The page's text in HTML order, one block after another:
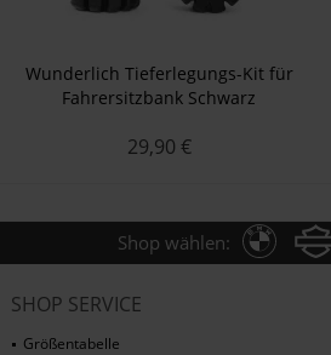
Wunderlich Tieferlegungs-Kit für
Fahrersitzbank Schwarz
29,90 €
Shop wählen:
SHOP SERVICE
Größentabelle